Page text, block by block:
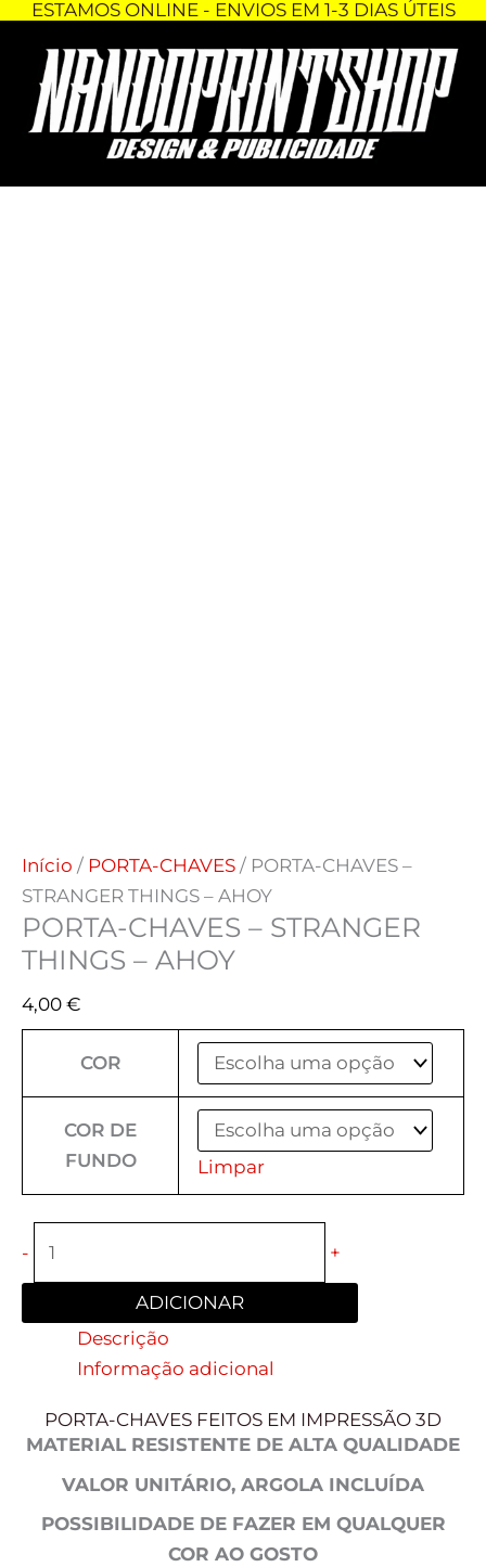
Skip
content
ESTAMOS ONLINE - ENVIOS EM 1-3 DIAS ÚTEIS
Início / PORTA-CHAVES / PORTA-CHAVES –
STRANGER THINGS – AHOY
PORTA-CHAVES – STRANGER
THINGS – AHOY
4,00 €
COR
COR DE
FUNDO
Limpar
-
Quantidade
de
PORTA-
CHAVES
-
STRANGER
+
ADICIONAR
Descrição
Informação adicional
PORTA-CHAVES FEITOS EM IMPRESSÃO 3D
MATERIAL RESISTENTE DE ALTA QUALIDADE
VALOR UNITÁRIO, ARGOLA INCLUÍDA
POSSIBILIDADE DE FAZER EM QUALQUER
COR AO GOSTO